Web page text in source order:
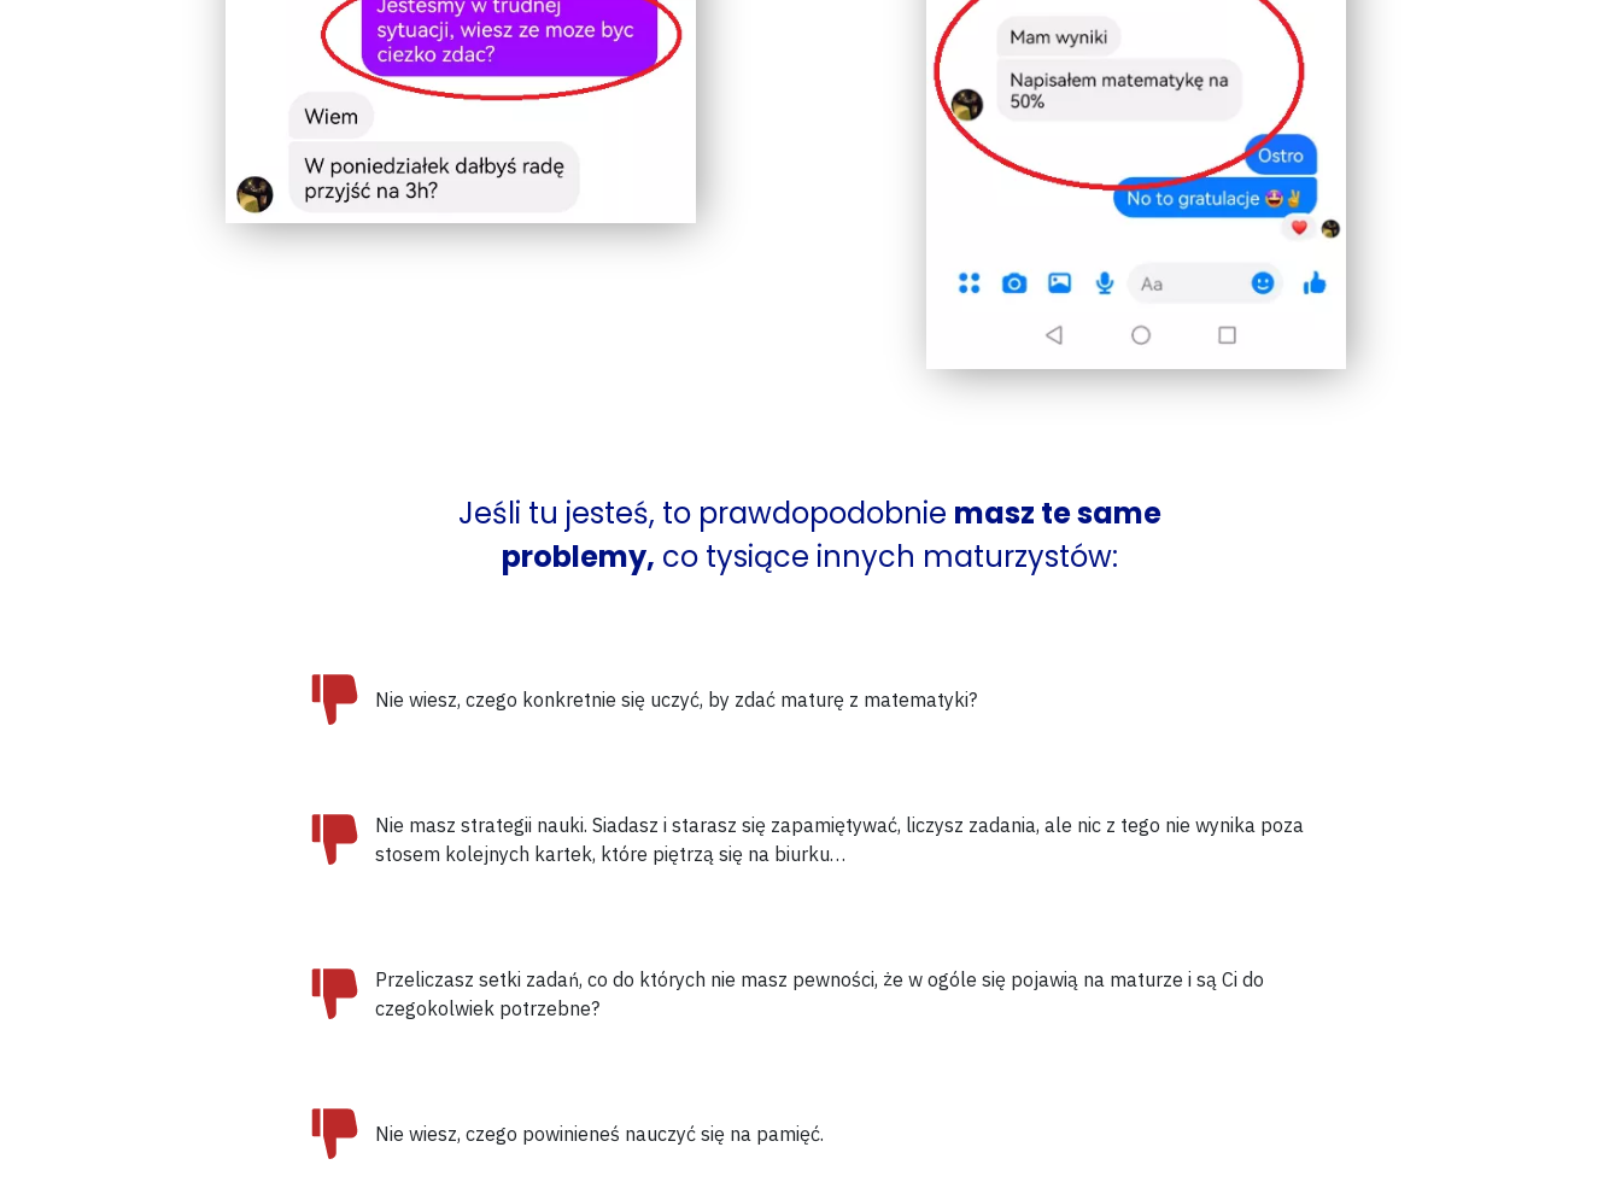
Jeśli tu jesteś, to prawdopodobnie masz te same
problemy, co tysiące innych maturzystów:
Nie wiesz, czego konkretnie się uczyć, by zdać maturę z matematyki?
Nie masz strategii nauki. Siadasz i starasz się zapamiętywać, liczysz zadania, ale nic z tego nie wynika poza
stosem kolejnych kartek, które piętrzą się na biurku…
Przeliczasz setki zadań, co do których nie masz pewności, że w ogóle się pojawią na maturze i są Ci do
czegokolwiek potrzebne?
Nie wiesz, czego powinieneś nauczyć się na pamięć.